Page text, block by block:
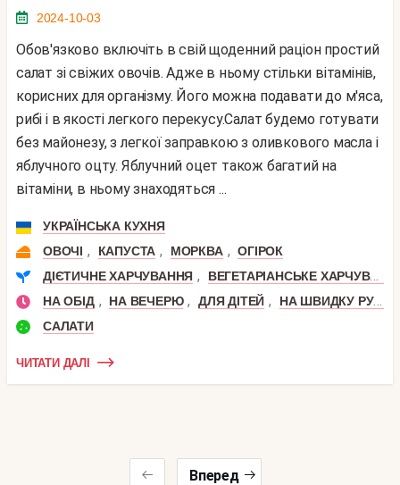
2024-10-03
Обов'язково включіть в свій щоденний раціон простий
салат зі свіжих овочів. Адже в ньому стільки вітамінів,
корисних для організму. Його можна подавати до м'яса,
рибі і в якості легкого перекусу.Салат будемо готувати
без майонезу, з легкої заправкою з оливкового масла і
яблучного оцту. Яблучний оцет також багатий на
вітаміни, в ньому знаходяться ...
УКРАЇНСЬКА КУХНЯ
ОВОЧІ , КАПУСТА , МОРКВА , ОГІРОК
ДІЄТИЧНЕ ХАРЧУВАННЯ ,
ВЕГЕТАРІАНСЬКЕ ХАРЧУВАННЯ
НА ОБІД , НА ВЕЧЕРЮ , ДЛЯ ДІТЕЙ ,
НА ШВИДКУ РУКУ
САЛАТИ
ЧИТАТИ ДАЛІ
Вперед